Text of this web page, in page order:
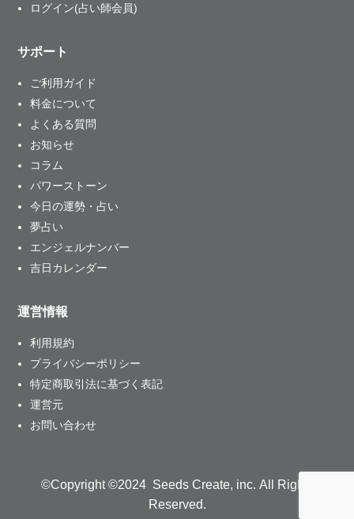
ログイン(占い師会員)
サポート
ご利用ガイド
料金について
よくある質問
お知らせ
コラム
パワーストーン
今日の運勢・占い
夢占い
エンジェルナンバー
吉日カレンダー
運営情報
利用規約
プライバシーポリシー
特定商取引法に基づく表記
運営元
お問い合わせ
©Copyright ©2024 Seeds Create, inc. All Rights
Reserved.